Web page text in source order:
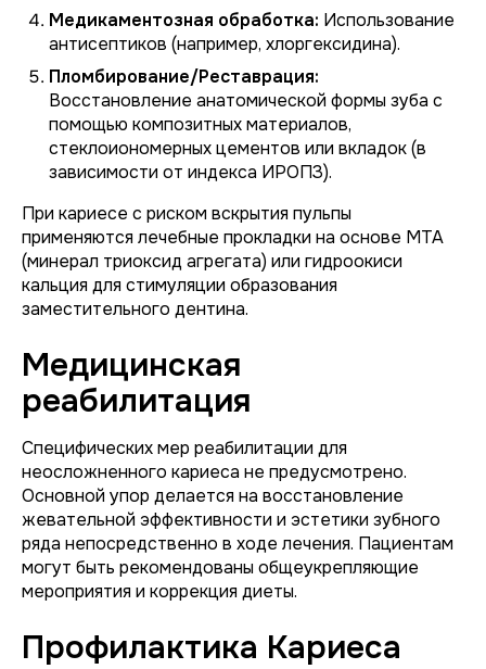
Медикаментозная обработка: Использование
антисептиков (например, хлоргексидина).
Пломбирование/Реставрация:
Восстановление анатомической формы зуба с
помощью композитных материалов,
стеклоиономерных цементов или вкладок (в
зависимости от индекса ИРОПЗ).
При кариесе с риском вскрытия пульпы
применяются лечебные прокладки на основе МТА
(минерал триоксид агрегата) или гидроокиси
кальция для стимуляции образования
заместительного дентина.
Медицинская
реабилитация
Специфических мер реабилитации для
неосложненного кариеса не предусмотрено.
Основной упор делается на восстановление
жевательной эффективности и эстетики зубного
ряда непосредственно в ходе лечения. Пациентам
могут быть рекомендованы общеукрепляющие
мероприятия и коррекция диеты.
Профилактика Кариеса